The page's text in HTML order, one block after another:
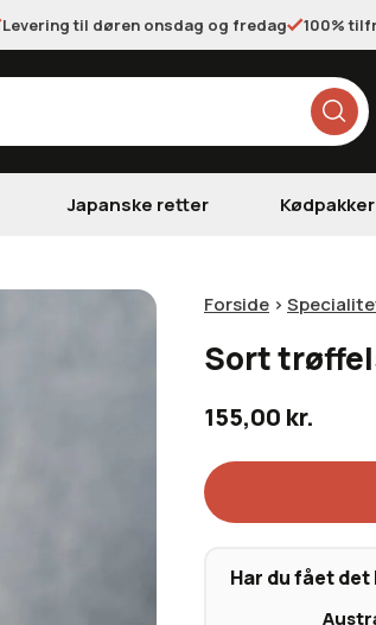
Levering til døren onsdag og fredag 100%
Japanske retter Kødpakker
Forside >
Sort
155,00 kr.
Har du fået det